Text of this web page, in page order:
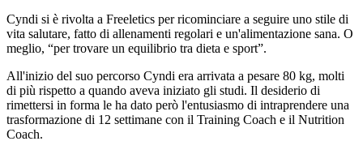
Cyndi si è rivolta a Freeletics per ricominciare a seguire uno stile di
vita salutare, fatto di allenamenti regolari e un'alimentazione sana. O
meglio, “per trovare un equilibrio tra dieta e sport”.
All'inizio del suo percorso Cyndi era arrivata a pesare 80 kg, molti
di più rispetto a quando aveva iniziato gli studi. Il desiderio di
rimettersi in forma le ha dato però l'entusiasmo di intraprendere una
trasformazione di 12 settimane con il Training Coach e il Nutrition
Coach.